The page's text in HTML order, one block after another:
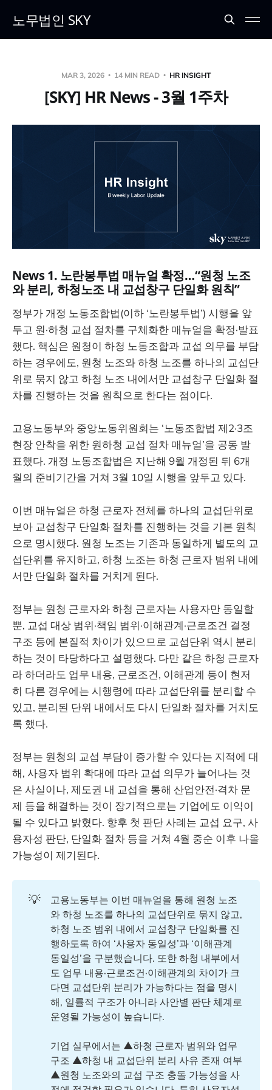
노무법인 SKY
MAR 3, 2026 14 MIN READ HR INSIGHT
[SKY] HR News - 3월 1주차
News 1. 노란봉투법 매뉴얼 확정…“원청 노조
와 분리, 하청노조 내 교섭창구 단일화 원칙”
정부가 개정 노동조합법(이하 ‘노란봉투법’) 시행을 앞
두고 원·하청 교섭 절차를 구체화한 매뉴얼을 확정·발표
했다. 핵심은 원청이 하청 노동조합과 교섭 의무를 부담
하는 경우에도, 원청 노조와 하청 노조를 하나의 교섭단
위로 묶지 않고 하청 노조 내에서만 교섭창구 단일화 절
차를 진행하는 것을 원칙으로 한다는 점이다.
고용노동부와 중앙노동위원회는 ‘노동조합법 제2·3조
현장 안착을 위한 원하청 교섭 절차 매뉴얼’을 공동 발
표했다. 개정 노동조합법은 지난해 9월 개정된 뒤 6개
월의 준비기간을 거쳐 3월 10일 시행을 앞두고 있다.
이번 매뉴얼은 하청 근로자 전체를 하나의 교섭단위로
보아 교섭창구 단일화 절차를 진행하는 것을 기본 원칙
으로 명시했다. 원청 노조는 기존과 동일하게 별도의 교
섭단위를 유지하고, 하청 노조는 하청 근로자 범위 내에
서만 단일화 절차를 거치게 된다.
정부는 원청 근로자와 하청 근로자는 사용자만 동일할
뿐, 교섭 대상 범위·책임 범위·이해관계·근로조건 결정
구조 등에 본질적 차이가 있으므로 교섭단위 역시 분리
하는 것이 타당하다고 설명했다. 다만 같은 하청 근로자
라 하더라도 업무 내용, 근로조건, 이해관계 등이 현저
히 다른 경우에는 시행령에 따라 교섭단위를 분리할 수
있고, 분리된 단위 내에서도 다시 단일화 절차를 거치도
록 했다.
정부는 원청의 교섭 부담이 증가할 수 있다는 지적에 대
해, 사용자 범위 확대에 따라 교섭 의무가 늘어나는 것
은 사실이나, 제도권 내 교섭을 통해 산업안전·격차 문
제 등을 해결하는 것이 장기적으로는 기업에도 이익이
될 수 있다고 밝혔다. 향후 첫 판단 사례는 교섭 요구, 사
용자성 판단, 단일화 절차 등을 거쳐 4월 중순 이후 나올
가능성이 제기된다.
💡
고용노동부는 이번 매뉴얼을 통해 원청 노조
와 하청 노조를 하나의 교섭단위로 묶지 않고,
하청 노조 범위 내에서 교섭창구 단일화를 진
행하도록 하여 ‘사용자 동일성’과 ‘이해관계
동일성’을 구분했습니다. 또한 하청 내부에서
도 업무 내용·근로조건·이해관계의 차이가 크
다면 교섭단위 분리가 가능하다는 점을 명시
해, 일률적 구조가 아니라 사안별 판단 체계로
운영될 가능성이 높습니다.
기업 실무에서는 ▲하청 근로자 범위와 업무
구조 ▲하청 내 교섭단위 분리 사유 존재 여부
▲원청 노조와의 교섭 구조 충돌 가능성을 사